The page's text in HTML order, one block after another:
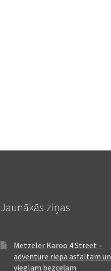
Jaunākās ziņas
Metzeler Karoo 4 Street –
adventure riepa asfaltam un
vieglam bezceļam